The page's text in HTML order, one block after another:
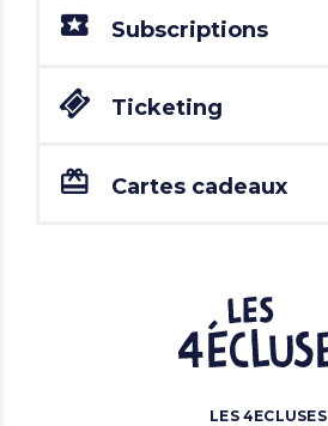
Subscriptions
Ticketing
Cartes cadeaux
LES 4ECLUSES